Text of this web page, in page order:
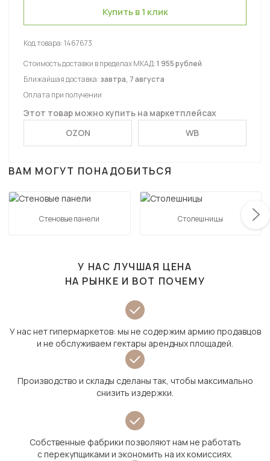
Купить в 1 клик
Код товара:1467673
Стоимость доставки в пределах МКАД:1 955 рублей
Ближайшая доставка: завтра, 7 августа
Оплата при получении
Этот товар можно купить на маркетплейсах
OZON
WB
ВАМ МОГУТ ПОНАДОБИТЬСЯ
Стеновые панели Столешницы
У НАС ЛУЧШАЯ ЦЕНА
НА РЫНКЕ И ВОТ ПОЧЕМУ
У нас нет гипермаркетов: мы не содержим армию продавцов
и не обслуживаем гектары арендных площадей.
Производство и склады сделаны так, чтобы максимально
снизить издержки.
Собственные фабрики позволяют нам не работать
с перекупщиками и экономить на их комиссиях.